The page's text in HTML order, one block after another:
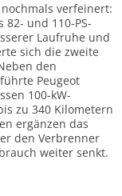
verfeinert:
82- und 110-PS-
Laufruhe und
sich die zweite
den
Peugeot
100-kW-
zu 340 Kilometern
ergänzen das
den Verbrenner
weiter senkt.